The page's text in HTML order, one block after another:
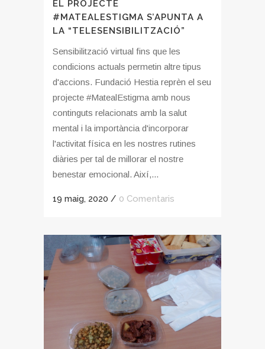
EL PROJECTE
#MATEALESTIGMA S’APUNTA A
LA “TELESENSIBILITZACIÓ”
Sensibilització virtual fins que les
condicions actuals permetin altre tipus
d'accions. Fundació Hestia reprèn el seu
projecte #MatealEstigma amb nous
continguts relacionats amb la salut
mental i la importància d'incorporar
l'activitat física en les nostres rutines
diàries per tal de millorar el nostre
benestar emocional. Així,...
19 maig, 2020 / 0 Comentaris